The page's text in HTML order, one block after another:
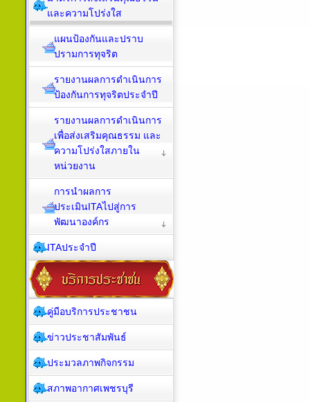
และความโปร่งใส
แผนป้องกันและปราบ
ปรามการทุจริต
รายงานผลการดำเนินการ
ป้องกันการทุจริตประจำปี
รายงานผลการดำเนินการ
เพื่อส่งเสริมคุณธรรม และ
ความโปร่งใสภายใน
หน่วยงาน
การนำผลการ
ประเมินITAไปสู่การ
พัฒนาองค์กร
ITAประจำปี
คู่มือบริการประชาชน
ข่าวประชาสัมพันธ์
ประมวลภาพกิจกรรม
สภาพอากาศเพชรบุรี